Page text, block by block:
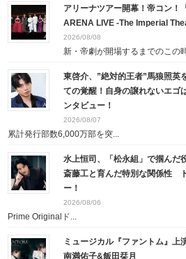
アリーナツアー開幕！帝コン！
ARENA LIVE -The Imperial
2026/08/08
新・帝劇が開場するまでのこの時
東啓介、”絶対的王者”馬狼照英
ての覚醒！自身の譲れないエゴ
ンタビュー！
2026/08/07
累計発行部数6,000万部を突...
水上恒司、「松永組」で掴んだ
斎藤工と育んだ特別な関係性
ー！
2026/08/06
Prime Originalド...
ミュージカル『ファントム』上
南満佑子&飯田栞月